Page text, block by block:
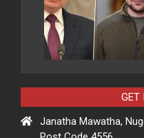
GET
Janatha Mawatha,